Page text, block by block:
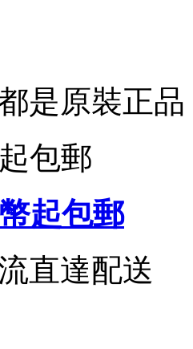
是原裝正品
包郵
起包郵
直達配送